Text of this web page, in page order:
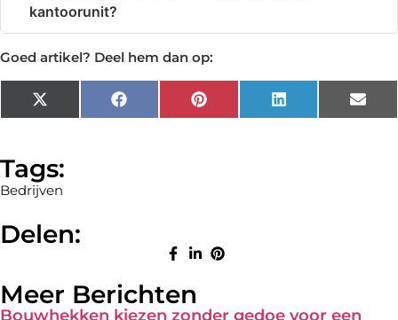
kantoorunit?
Goed artikel? Deel hem dan op:
X
(Twitter)
Facebook Pinterest LinkedIn
Tags:
Bedrijven
Delen:
Meer Berichten
Bouwhekken kiezen zonder gedoe voor een